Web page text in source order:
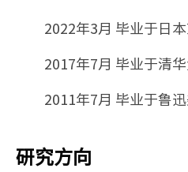
2022年3月 毕业于日
2017年7月 毕业于清
2011年7月 毕业于鲁
研究方向